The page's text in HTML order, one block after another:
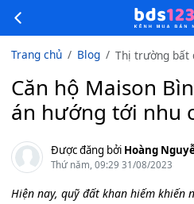
Trang chủ Blog Thị trường bất
Căn hộ Maison
án hướng tới nhu
Được đăng bởi Hoàng
Thứ năm, 09:29 31/08/2023
Hiện nay, quỹ đất khan hiếm khiến